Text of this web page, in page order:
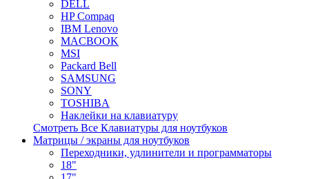
DELL
HP Compaq
IBM Lenovo
MACBOOK
MSI
Packard Bell
SAMSUNG
SONY
TOSHIBA
Наклейки на клавиатуру
Смотреть Все Клавиатуры для ноутбуков
Матрицы / экраны для ноутбуков
Переходники, удлинители и программаторы
18"